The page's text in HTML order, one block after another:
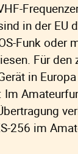
in der EU
Funk oder
Für den
in
Im
256 im